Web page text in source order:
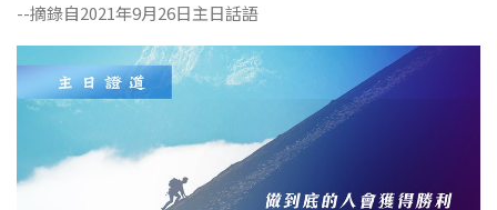
--摘錄自2021年9月26日主日話語